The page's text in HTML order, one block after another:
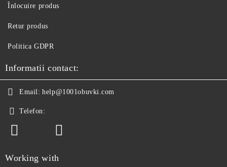
Înlocuire produs
Retur produs
Politica GDPR
Informatii contact:
Email: help@1001obuvki.com
Telefon:
Working with